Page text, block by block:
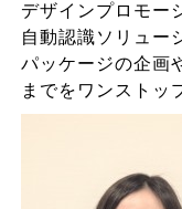
デザインプロモー
自動認識ソリュー
パッケージの企画
までをワンストッ